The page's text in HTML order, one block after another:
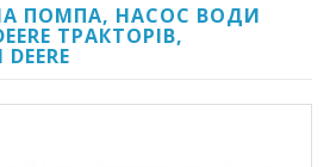
ПОМПА, НАСОС ВОДИ
ТРАКТОРІВ,